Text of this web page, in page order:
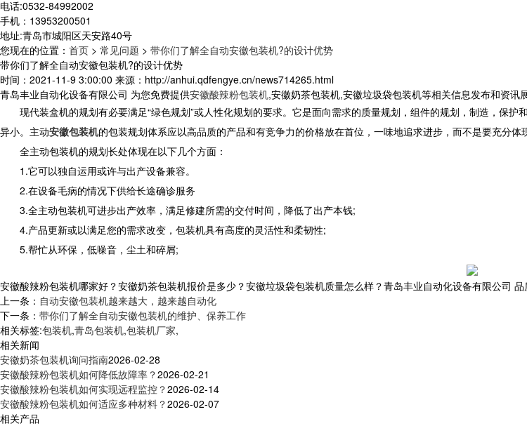
电话:0532-84992002
手机：13953200501
地址:青岛市城阳区天安路40号
您现在的位置 ： 首页 > 常见问题 > 带你们了解全自动安徽包装机?的设计优势
带你们了解全自动安徽包装机?的设计优势
时间：2021-11-9 3:00:00 来源：http://anhui.qdfengye.cn/news714265.html
青岛丰业自动化设备有限公司 为您免费提供安徽酸辣粉包装机,安徽奶茶包装机,安徽垃圾袋包装机等相关信息发布和资讯
现代装盒机的规划有必要满足“绿色规划”或人性化规划的要求。它是面向需求的质量规划，组件的规划，制造，保
异小。主动安徽包装机的包装规划体系应以高品质的产品和有竞争力的价格放在首位，一味地追求进步，而不是要充分体
全主动包装机的规划长处体现在以下几个方面：
1.它可以独自运用或许与出产设备兼容。
2.在设备毛病的情况下供给长途确诊服务
3.全主动包装机可进步出产效率，满足修建所需的交付时间，降低了出产本钱;
4.产品更新或以满足您的需求改变，包装机具有高度的灵活性和柔韧性;
5.帮忙从环保，低噪音，尘土和碎屑;
安徽酸辣粉包装机哪家好？安徽奶茶包装机报价是多少？安徽垃圾袋包装机质量怎么样？青岛丰业自动化设备有限公司
上一条： 自动安徽包装机越来越大，越来越自动化
下一条： 带你们了解全自动安徽包装机的维护、保养工作
相关标签:包装机,青岛包装机,包装机厂家,
相关新闻
安徽奶茶包装机询问指南2026-02-28
安徽酸辣粉包装机如何降低故障率？2026-02-21
安徽酸辣粉包装机如何实现远程监控？2026-02-14
安徽酸辣粉包装机如何适应多种材料？2026-02-07
相关产品